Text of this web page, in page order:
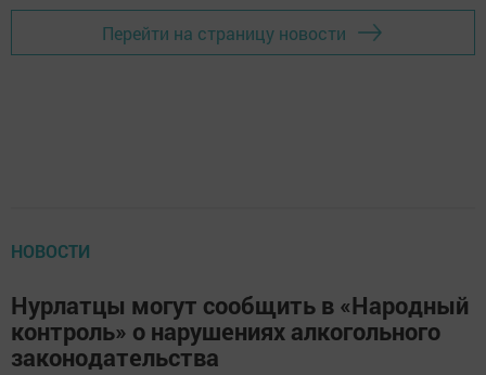
Перейти на страницу новости
НОВОСТИ
Нурлатцы могут сообщить в «Народный
контроль» о нарушениях алкогольного
законодательства